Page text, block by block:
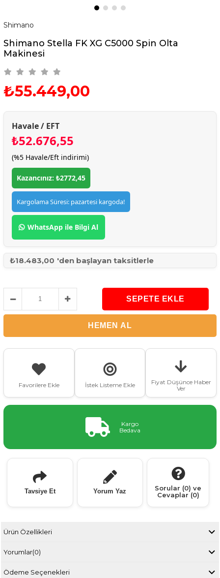
Shimano
Shimano Stella FK XG C5000 Spin Olta
Makinesi
₺55.449,00
Havale / EFT
₺52.676,55
(%5 Havale/Eft indirimi)
Kazancınız: ₺2772,45
Kargolama Süresi: pazartesi kargoda!
WhatsApp ile Bilgi Al
₺18.483,00 'den başlayan taksitlerle
Favorilere Ekle İstek Listeme Ekle
Fiyat Düşünce Haber
Ver
Kargo
Bedava
Tavsiye Et Yorum Yaz
Sorular (0) ve
Cevaplar (0)
Ürün Özellikleri
Yorumlar(0)
Ödeme Seçenekleri